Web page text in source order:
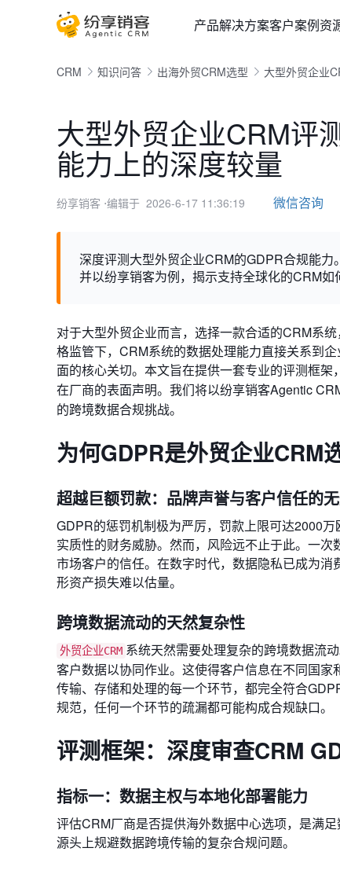
产品解决方案客户案例资
CRM 知识问答 出海外贸CRM选型 大型外贸企业
大型外贸企业CRM评
能力上的深度较量
纷享销客 ⋅编辑于 2026-6-17 11:36:19 微信咨询
深度评测大型外贸企业CRM的GDPR合规能力
并以纷享销客为例，揭示支持全球化的CRM如
对于大型外贸企业而言，选择一款合适的CRM系
格监管下，CRM系统的数据处理能力直接关系到
面的核心关切。本文旨在提供一套专业的评测框架
在厂商的表面声明。我们将以纷享销客Agentic
的跨境数据合规挑战。
为何GDPR是外贸企业CRM
超越巨额罚款：品牌声誉与客户信任的
GDPR的惩罚机制极为严厉，罚款上限可达2000
实质性的财务威胁。然而，风险远不止于此。一
市场客户的信任。在数字时代，数据隐私已成为
形资产损失难以估量。
跨境数据流动的天然复杂性
外贸企业CRM 系统天然需要处理复杂的跨境数据流
客户数据以协同作业。这使得客户信息在不同国
传输、存储和处理的每一个环节，都完全符合
规范，任何一个环节的疏漏都可能构成合规缺口。
评测框架：深度审查CRM
指标一：数据主权与本地化部署能力
评估CRM厂商是否提供海外数据中心选项，是满
源头上规避数据跨境传输的复杂合规问题。